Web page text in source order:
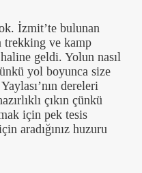
İzmit’te bulunan
trekking ve kamp
geldi. Yolun nasıl
yol boyunca size
dereleri
çıkın çünkü
için pek tesis
aradığınız huzuru